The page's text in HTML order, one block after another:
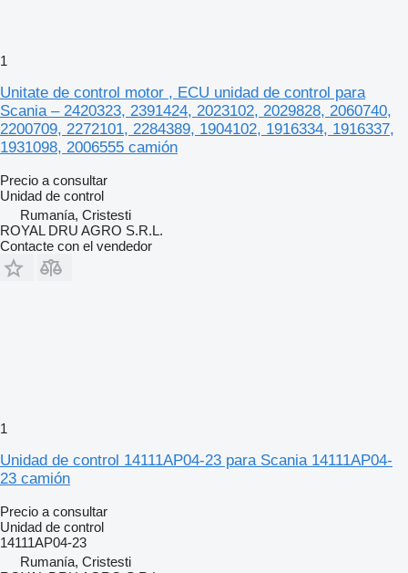
1
Unitate de control motor , ECU unidad de control para
Scania – 2420323, 2391424, 2023102, 2029828, 2060740,
2200709, 2272101, 2284389, 1904102, 1916334, 1916337,
1931098, 2006555 camión
Precio a consultar
Unidad de control
Rumanía, Cristesti
ROYAL DRU AGRO S.R.L.
Contacte con el vendedor
1
Unidad de control 14111AP04-23 para Scania 14111AP04-
23 camión
Precio a consultar
Unidad de control
14111AP04-23
Rumanía, Cristesti